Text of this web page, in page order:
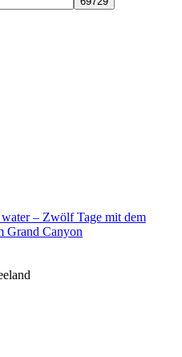
water – Zwölf Tage mit dem
Grand Canyon